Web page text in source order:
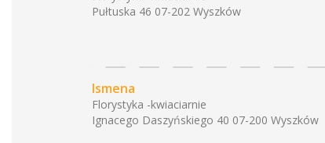
Pułtuska 46 07-202 Wyszków
Ismena
Florystyka -kwiaciarnie
Ignacego Daszyńskiego 40 07-200 Wyszków